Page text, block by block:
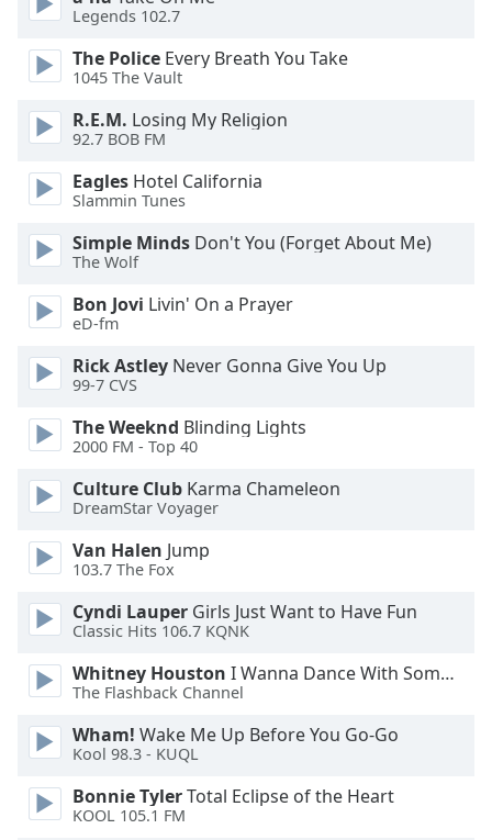
dialog
window.
cancel
and
close
window.
Text
Color
Opacity
Text
Color
Opacity
Caption
Background
Color
Opacity
Font
Legends 102.7
The Police Every Breath You Take
1045 The Vault
R.E.M. Losing My Religion
92.7 BOB FM
Eagles Hotel California
Slammin Tunes
Simple Minds Don't You (Forget About Me)
The Wolf
Bon Jovi Livin' On a Prayer
eD-fm
Rick Astley Never Gonna Give You Up
99-7 CVS
The Weeknd Blinding Lights
2000 FM - Top 40
Culture Club Karma Chameleon
DreamStar Voyager
Van Halen Jump
103.7 The Fox
Cyndi Lauper Girls Just Want to Have Fun
Classic Hits 106.7 KQNK
Whitney Houston I Wanna Dance With Somebody
The Flashback Channel
Wham! Wake Me Up Before You Go-Go
Kool 98.3 - KUQL
Bonnie TylerTotal Eclipse of the Heart
KOOL 105.1 FM